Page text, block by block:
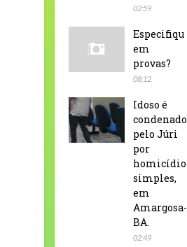
02:59
Especifiqu
em
provas?
08:12
Idoso é
condenado
pelo Júri
por
homicídio
simples,
em
Amargosa-
BA.
02:49